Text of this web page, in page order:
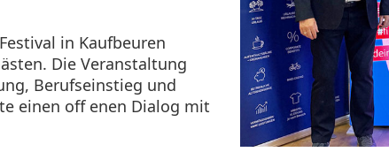
in Kaufbeuren
Die Veranstaltung
Berufseinstieg und
einen off enen Dialog mit